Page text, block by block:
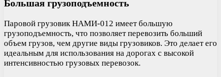
Большая грузоподъемность
Паровой грузовик НАМИ-012 имеет большую
грузоподъемность, что позволяет перевозить больший
объем грузов, чем другие виды грузовиков. Это делает его
идеальным для использования на дорогах с высокой
интенсивностью грузовых перевозок.